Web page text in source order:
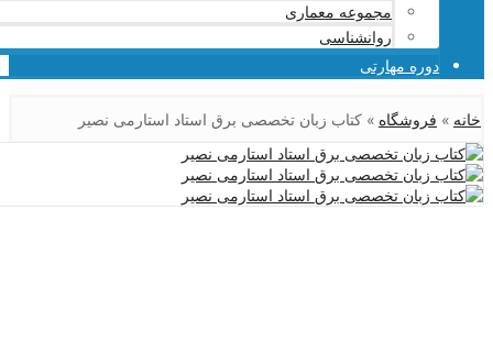
مجموعه معماری
روانشناسی
دوره مهارتی
خانه » فروشگاه » کتاب زبان تخصصی برق استاد استارمی نصیر